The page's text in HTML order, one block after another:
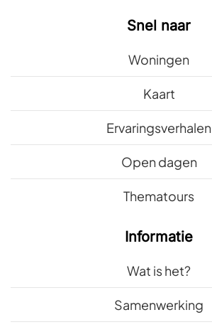
Snel naar
Woningen
Kaart
Ervaringsverhalen
Open dagen
Thematours
Informatie
Wat is het?
Samenwerking